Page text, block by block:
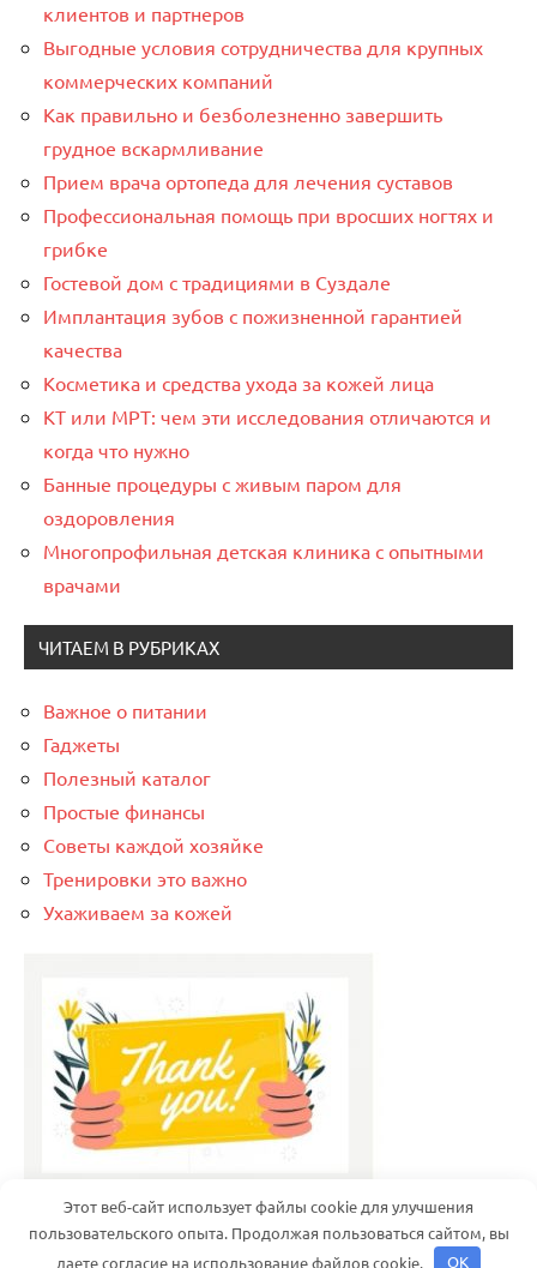
клиентов и партнеров
Выгодные условия сотрудничества для крупных
коммерческих компаний
Как правильно и безболезненно завершить
грудное вскармливание
Прием врача ортопеда для лечения суставов
Профессиональная помощь при вросших ногтях и
грибке
Гостевой дом с традициями в Суздале
Имплантация зубов с пожизненной гарантией
качества
Косметика и средства ухода за кожей лица
КТ или МРТ: чем эти исследования отличаются и
когда что нужно
Банные процедуры с живым паром для
оздоровления
Многопрофильная детская клиника с опытными
врачами
ЧИТАЕМ В РУБРИКАХ
Важное о питании
Гаджеты
Полезный каталог
Простые финансы
Советы каждой хозяйке
Тренировки это важно
Ухаживаем за кожей
Этот веб-сайт использует файлы cookie для улучшения
пользовательского опыта. Продолжая пользоваться сайтом, вы
даете согласие на использование файлов cookie.
OK